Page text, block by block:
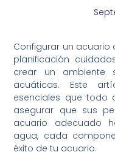
Configurar un acuario
planificación
crear un ambiente
acuáticas. Este
esenciales que todo
asegurar que sus
acuario adecuado
agua, cada
éxito de tu acuario.